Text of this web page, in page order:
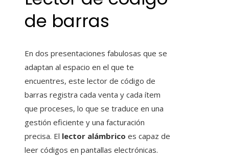
de barras
En dos presentaciones fabulosas que se
adaptan al espacio en el que te
encuentres, este lector de código de
barras registra cada venta y cada ítem
que proceses, lo que se traduce en una
gestión eficiente y una facturación
precisa. El lector alámbrico es capaz de
leer códigos en pantallas electrónicas.